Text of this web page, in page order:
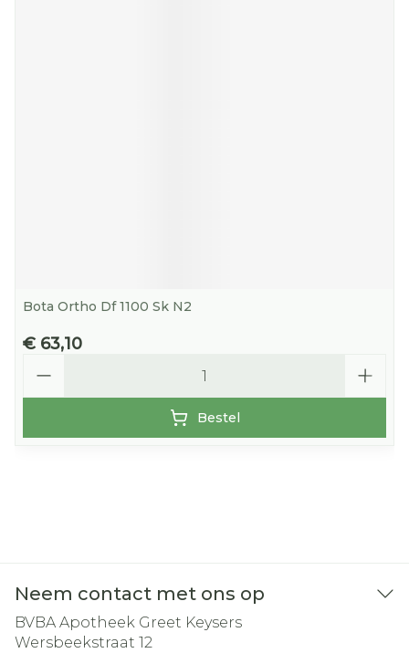
Bota Ortho Df 1100 Sk N2
€ 63,10
Bestel
Neem contact met ons op
BVBA Apotheek Greet Keysers
Wersbeekstraat 12